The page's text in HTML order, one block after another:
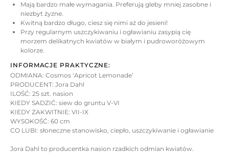
Mają bardzo małe wymagania. Preferują gleby mniej zasobne i
niezbyt żyzne.
Kwitną bardzo długo, ciesz się nimi aż do jesieni!
Przy regularnym uszczykiwaniu i ogławianiu zasypią cię
morzem delikatnych kwiatów w białym i pudroworóżowym
kolorze.
INFORMACJE PRAKTYCZNE:
ODMIANA: Cosmos ‘Apricot Lemonade’
PRODUCENT: Jora Dahl
ILOŚĆ: 25 szt. nasion
KIEDY SADZIĆ: siew do gruntu V-VI
KIEDY ZAKWITNIE: VII-IX
WYSOKOŚĆ: 60 cm
CO LUBI: słoneczne stanowisko, ciepło, uszczykiwanie i ogławianie
Jora Dahl to producentka nasion rzadkich odmian kwiatów.